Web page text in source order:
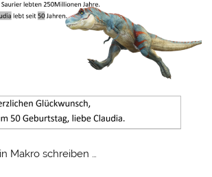
Makro schreiben …